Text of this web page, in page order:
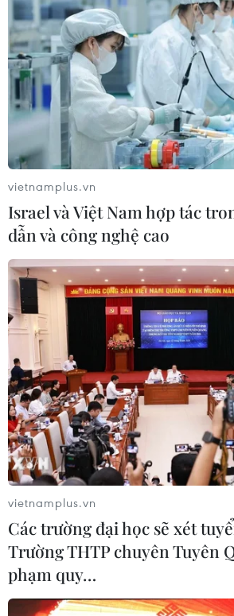
vietnamplus.vn
Israel và Việt Nam hợp tác
dẫn và công nghệ cao
vietnamplus.vn
Các trường đại học sẽ xét
Trường THTP chuyên Tuyên
phạm quy…